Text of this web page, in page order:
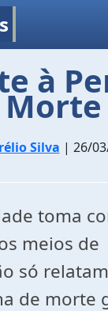
à
Morte
Silva | 26/
toma
meios de
só
de morte